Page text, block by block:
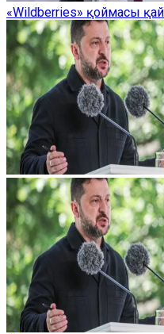
«Wildberries» қоймасы